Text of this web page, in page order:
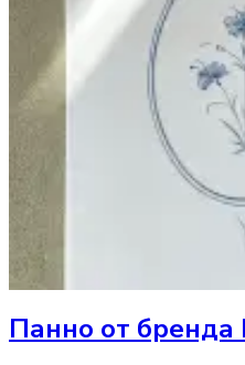
Панно от бренда